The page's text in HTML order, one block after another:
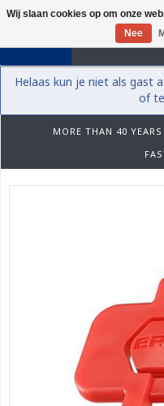
Helaas kun je niet als gast
of
MORE THAN 40
Wij slaan cookies op om onze
Nee